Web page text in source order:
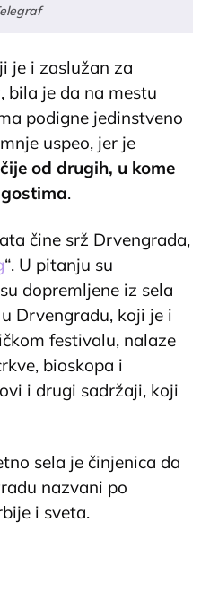
je i zaslužan za
bila je da na mestu
podigne jedinstveno
uspeo, jer je
od drugih, u kome
.
čine srž Drvengrada,
“. U pitanju su
dopremljene iz sela
Drvengradu, koji je i
festivalu, nalaze
bioskopa i
i drugi sadržaji, koji
sela je činjenica da
nazvani po
i sveta.